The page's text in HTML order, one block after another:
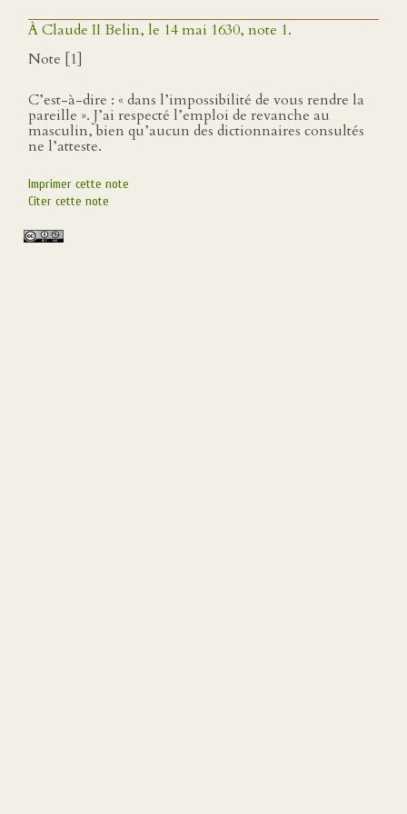
À Claude II Belin, le 14 mai 1630, note 1.
Note [1]
C’est-à-dire : « dans l’impossibilité de vous rendre la
pareille ». J’ai respecté l’emploi de revanche au
masculin, bien qu’aucun des dictionnaires consultés
ne l’atteste.
Imprimer cette note
Citer cette note